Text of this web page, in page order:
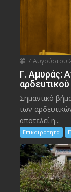
7 Αυγούστου
Γ. Αμυράς:
Σημαντικό
των
αποτελεί η...
Επικαιρότητα